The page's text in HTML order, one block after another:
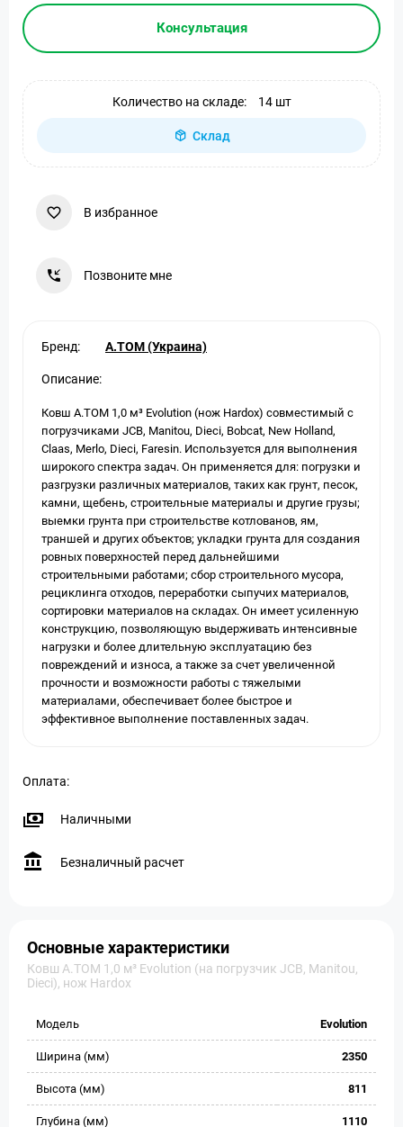
Консультация
Количество на складе: 14 шт
Склад
В избранное
Позвоните мне
Бренд: A.TOM (Украина)
Описание:
Ковш A.TOM 1,0 м³ Evolution (нож Hardox) совместимый с
погрузчиками JCB, Manitou, Dieci, Bobсat, New Holland,
Claas, Merlo, Dieci, Faresin. Используется для выполнения
широкого спектра задач. Он применяется для: погрузки и
разгрузки различных материалов, таких как грунт, песок,
камни, щебень, строительные материалы и другие грузы;
выемки грунта при строительстве котлованов, ям,
траншей и других объектов; укладки грунта для создания
ровных поверхностей перед дальнейшими
строительными работами; сбор строительного мусора,
рециклинга отходов, переработки сыпучих материалов,
сортировки материалов на складах. Он имеет усиленную
конструкцию, позволяющую выдерживать интенсивные
нагрузки и более длительную эксплуатацию без
повреждений и износа, а также за счет увеличенной
прочности и возможности работы с тяжелыми
материалами, обеспечивает более быстрое и
эффективное выполнение поставленных задач.
Оплата:
Наличными
Безналичный расчет
Основные характеристики
Ковш A.TOM 1,0 м³ Evolution (на погрузчик JCB, Manitou,
Dieci), нож Hardox
Модель Evolution
Ширина (мм) 2350
Высота (мм) 811
Глубина (мм) 1110